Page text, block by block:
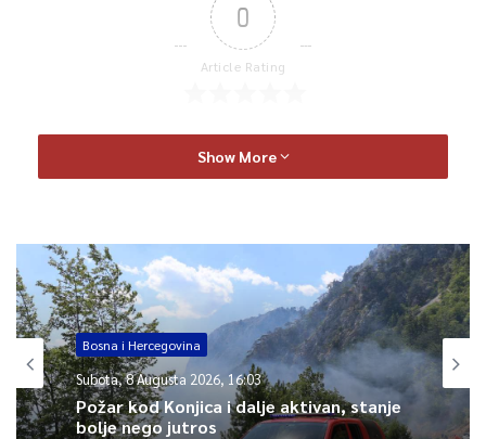
0
Article Rating
Show More
Bosna i Hercegovina
Subota, 8 Augusta 2026, 16:03
Požar kod Konjica i dalje aktivan, stanje
bolje nego jutros